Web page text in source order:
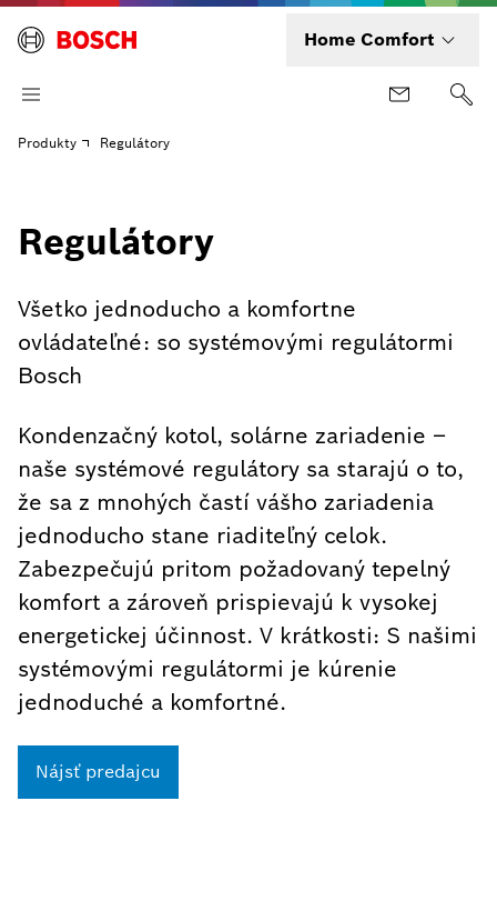
Home Comfort
Produkty Regulátory
Regulátory
Všetko jednoducho a komfortne
ovládateľné: so systémovými regulátormi
Bosch
Kondenzačný kotol, solárne zariadenie –
naše systémové regulátory sa starajú o to,
že sa z mnohých častí vášho zariadenia
jednoducho stane riaditeľný celok.
Zabezpečujú pritom požadovaný tepelný
komfort a zároveň prispievajú k vysokej
energetickej účinnost. V krátkosti: S našimi
systémovými regulátormi je kúrenie
jednoduché a komfortné.
Nájsť predajcu